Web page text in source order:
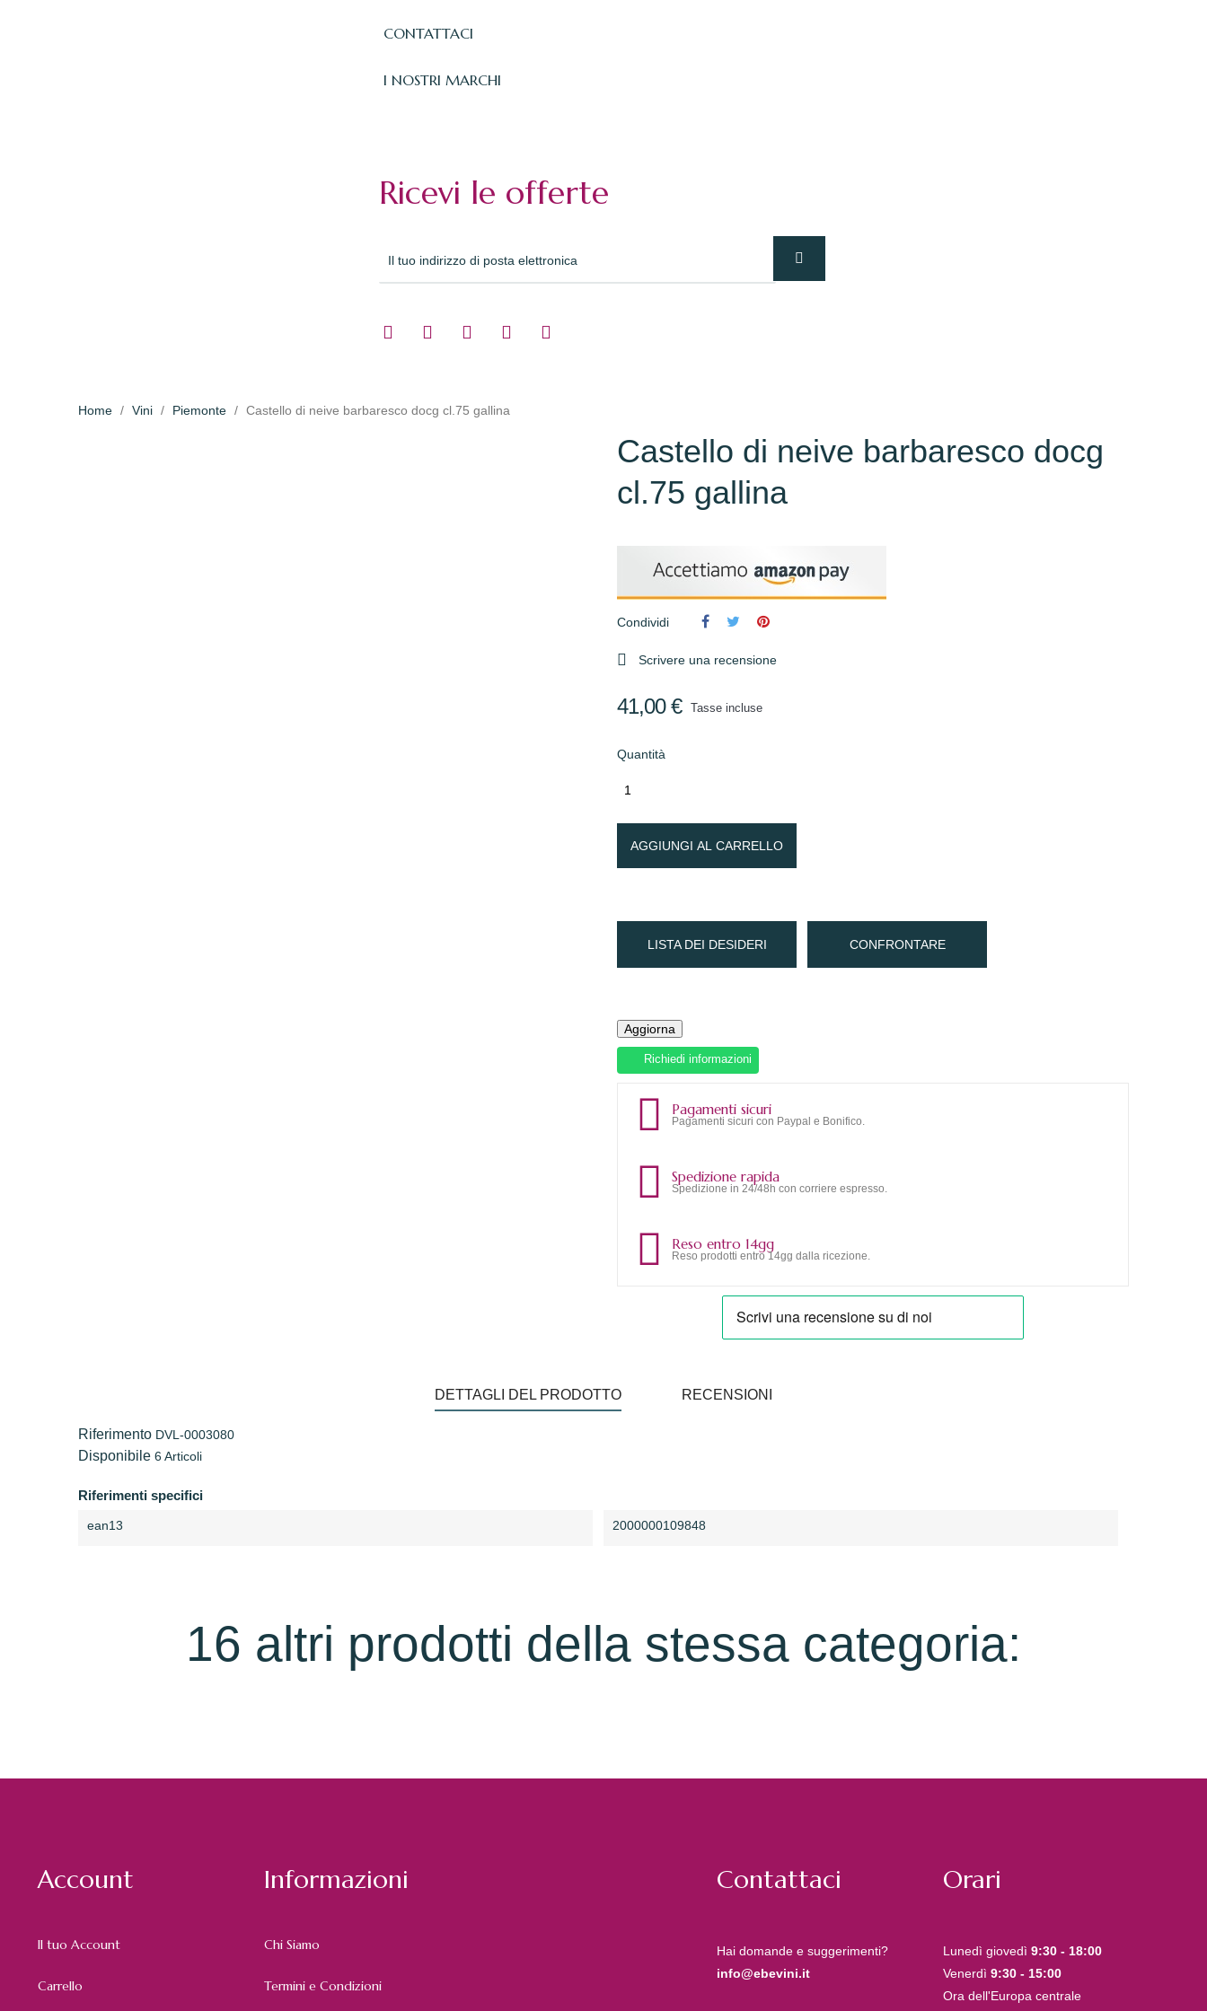
CONTATTACI
I NOSTRI MARCHI
Ricevi le offerte
Home Vini Piemonte Castello di neive barbaresco docg cl.75 gallina
Castello di neive barbaresco docg
cl.75 gallina
Condividi
 Scrivere una recensione
41,00 € Tasse incluse
Quantità
AGGIUNGI AL CARRELLO
LISTA DEI DESIDERI CONFRONTARE
Richiedi informazioni
Pagamenti sicuri
Pagamenti sicuri con Paypal e Bonifico.
Spedizione rapida
Spedizione in 24/48h con corriere espresso.
Reso entro 14gg
Reso prodotti entro 14gg dalla ricezione.
DETTAGLI DEL PRODOTTO RECENSIONI
Riferimento DVL-0003080
Disponibile 6 Articoli
Riferimenti specifici
ean13 2000000109848
16 altri prodotti della stessa categoria:
Account
Il tuo Account
Carrello
Informazioni
Chi Siamo
Termini e Condizioni
Contattaci
Hai domande e suggerimenti?
info@ebevini.it
Orari
Lunedì giovedì 9:30 - 18:00
Venerdì 9:30 - 15:00
Ora dell'Europa centrale